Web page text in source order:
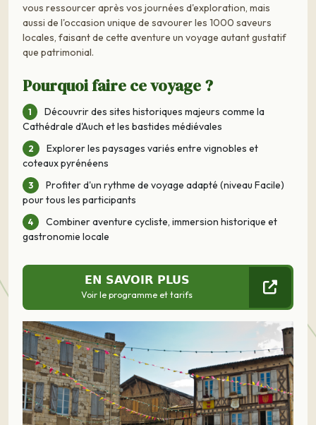
vous ressourcer après vos journées d'exploration, mais
aussi de l'occasion unique de savourer les 1000 saveurs
locales, faisant de cette aventure un voyage autant gustatif
que patrimonial.
Pourquoi faire ce voyage ?
Découvrir des sites historiques majeurs comme la
Cathédrale d'Auch et les bastides médiévales
Explorer les paysages variés entre vignobles et
coteaux pyrénéens
Profiter d'un rythme de voyage adapté (niveau Facile)
pour tous les participants
Combiner aventure cycliste, immersion historique et
gastronomie locale
EN SAVOIR PLUS
Voir le programme et tarifs